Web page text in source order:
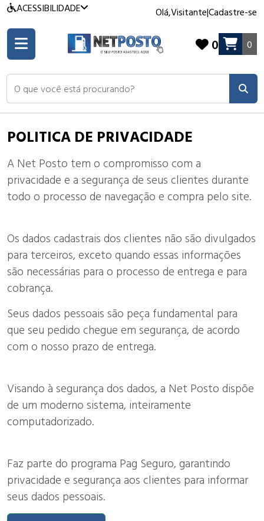
ACESSIBILIDADE Olá,Visitante|Cadastre-se
O que você está procurando?
0 0
POLITICA DE PRIVACIDADE
A Net Posto tem o compromisso com a
privacidade e a segurança de seus clientes durante
todo o processo de navegação e compra pelo site.
Os dados cadastrais dos clientes não são divulgados
para terceiros, exceto quando essas informações
são necessárias para o processo de entrega e para
cobrança.
Seus dados pessoais são peça fundamental para
que seu pedido chegue em segurança, de acordo
com o nosso prazo de entrega.
Visando à segurança dos dados, a Net Posto dispõe
de um moderno sistema, inteiramente
computadorizado.
Faz parte do programa Pag Seguro, garantindo
privacidade e segurança aos clientes para informar
seus dados pessoais.